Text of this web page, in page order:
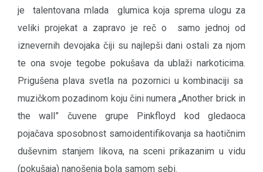
je talentovana mlada glumica koja sprema ulogu za
veliki projekat a zapravo je reč o samo jednoj od
iznevernih devojaka čiji su najlepši dani ostali za njom
te ona svoje tegobe pokušava da ublaži narkoticima.
Prigušena plava svetla na pozornici u kombinaciji sa
muzičkom pozadinom koju čini numera „Another brick in
the wall” čuvene grupe Pinkfloyd kod gledaoca
pojačava sposobnost samoidentifikovanja sa haotičnim
duševnim stanjem likova, na sceni prikazanim u vidu
(pokušaja) nanošenja bola samom sebi.